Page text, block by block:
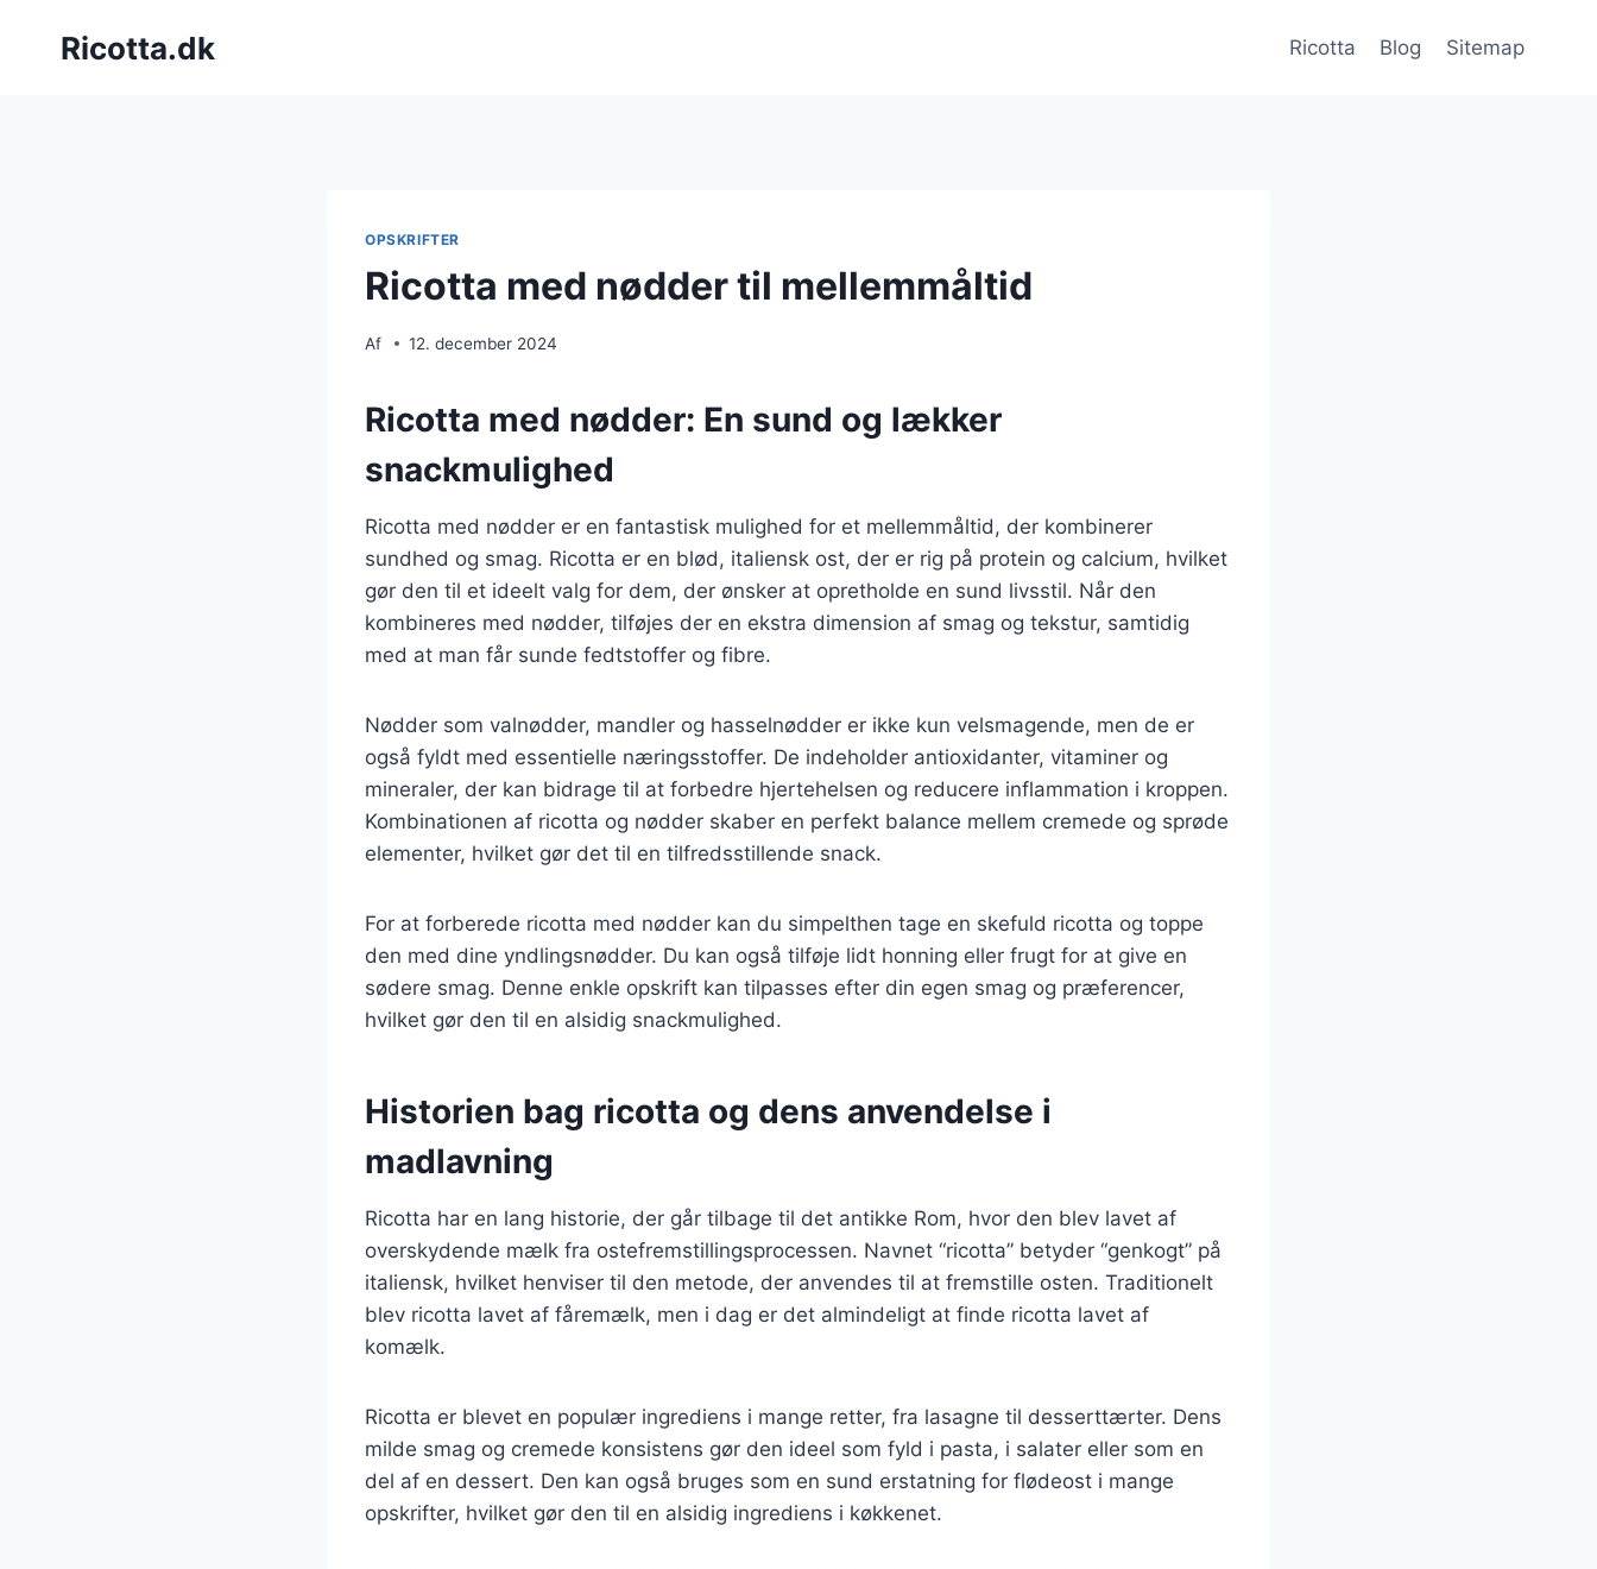
Ricotta.dk Ricotta Blog Sitemap
OPSKRIFTER
Ricotta med nødder til mellemmåltid
Af 12. december 2024
Ricotta med nødder: En sund og lækker
snackmulighed
Ricotta med nødder er en fantastisk mulighed for et mellemmåltid, der kombinerer
sundhed og smag. Ricotta er en blød, italiensk ost, der er rig på protein og calcium, hvilket
gør den til et ideelt valg for dem, der ønsker at opretholde en sund livsstil. Når den
kombineres med nødder, tilføjes der en ekstra dimension af smag og tekstur, samtidig
med at man får sunde fedtstoffer og fibre.
Nødder som valnødder, mandler og hasselnødder er ikke kun velsmagende, men de er
også fyldt med essentielle næringsstoffer. De indeholder antioxidanter, vitaminer og
mineraler, der kan bidrage til at forbedre hjertehelsen og reducere inflammation i kroppen.
Kombinationen af ricotta og nødder skaber en perfekt balance mellem cremede og sprøde
elementer, hvilket gør det til en tilfredsstillende snack.
For at forberede ricotta med nødder kan du simpelthen tage en skefuld ricotta og toppe
den med dine yndlingsnødder. Du kan også tilføje lidt honning eller frugt for at give en
sødere smag. Denne enkle opskrift kan tilpasses efter din egen smag og præferencer,
hvilket gør den til en alsidig snackmulighed.
Historien bag ricotta og dens anvendelse i
madlavning
Ricotta har en lang historie, der går tilbage til det antikke Rom, hvor den blev lavet af
overskydende mælk fra ostefremstillingsprocessen. Navnet “ricotta” betyder “genkogt” på
italiensk, hvilket henviser til den metode, der anvendes til at fremstille osten. Traditionelt
blev ricotta lavet af fåremælk, men i dag er det almindeligt at finde ricotta lavet af
komælk.
Ricotta er blevet en populær ingrediens i mange retter, fra lasagne til desserttærter. Dens
milde smag og cremede konsistens gør den ideel som fyld i pasta, i salater eller som en
del af en dessert. Den kan også bruges som en sund erstatning for flødeost i mange
opskrifter, hvilket gør den til en alsidig ingrediens i køkkenet.